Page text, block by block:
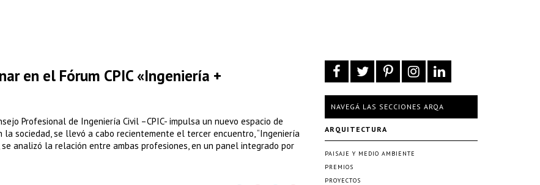
en el Fórum CPIC «Ingeniería +
Profesional de Ingeniería Civil –CPIC- impulsa un nuevo espacio de
sociedad, se llevó a cabo recientemente el tercer encuentro, “Ingeniería
se analizó la relación entre ambas profesiones, en un panel integrado por
NAVEGÁ LAS SECCIONES ARQA
ARQUITECTURA
PAISAJE Y MEDIO AMBIENTE
PREMIOS
PROYECTOS